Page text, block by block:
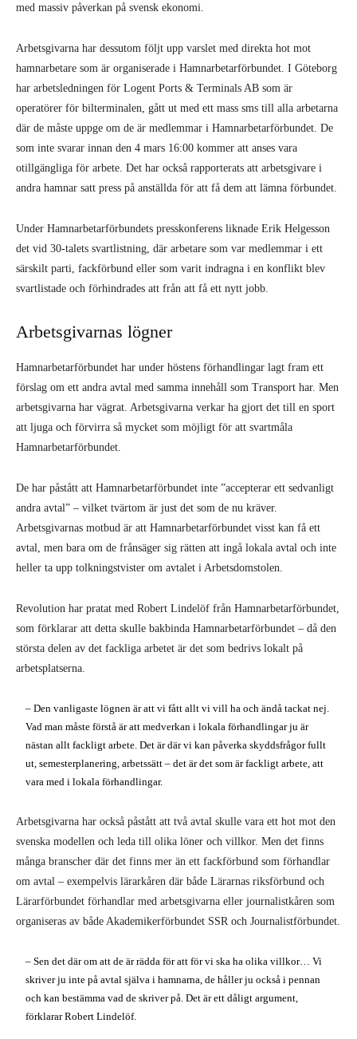
med massiv påverkan på svensk ekonomi.
Arbetsgivarna har dessutom följt upp varslet med direkta hot mot
hamnarbetare som är organiserade i Hamnarbetarförbundet. I Göteborg
har arbetsledningen för Logent Ports & Terminals AB som är
operatörer för bilterminalen, gått ut med ett mass sms till alla arbetarna
där de måste uppge om de är medlemmar i Hamnarbetarförbundet. De
som inte svarar innan den 4 mars 16:00 kommer att anses vara
otillgängliga för arbete. Det har också rapporterats att arbetsgivare i
andra hamnar satt press på anställda för att få dem att lämna förbundet.
Under Hamnarbetarförbundets presskonferens liknade Erik Helgesson
det vid 30-talets svartlistning, där arbetare som var medlemmar i ett
särskilt parti, fackförbund eller som varit indragna i en konflikt blev
svartlistade och förhindrades att från att få ett nytt jobb.
Arbetsgivarnas lögner
Hamnarbetarförbundet har under höstens förhandlingar lagt fram ett
förslag om ett andra avtal med samma innehåll som Transport har. Men
arbetsgivarna har vägrat. Arbetsgivarna verkar ha gjort det till en sport
att ljuga och förvirra så mycket som möjligt för att svartmåla
Hamnarbetarförbundet.
De har påstått att Hamnarbetarförbundet inte ”accepterar ett sedvanligt
andra avtal” – vilket tvärtom är just det som de nu kräver.
Arbetsgivarnas motbud är att Hamnarbetarförbundet visst kan få ett
avtal, men bara om de frånsäger sig rätten att ingå lokala avtal och inte
heller ta upp tolkningstvister om avtalet i Arbetsdomstolen.
Revolution har pratat med Robert Lindelöf från Hamnarbetarförbundet,
som förklarar att detta skulle bakbinda Hamnarbetarförbundet – då den
största delen av det fackliga arbetet är det som bedrivs lokalt på
arbetsplatserna.
– Den vanligaste lögnen är att vi fått allt vi vill ha och ändå tackat nej.
Vad man måste förstå är att medverkan i lokala förhandlingar ju är
nästan allt fackligt arbete. Det är där vi kan påverka skyddsfrågor fullt
ut, semesterplanering, arbetssätt – det är det som är fackligt arbete, att
vara med i lokala förhandlingar.
Arbetsgivarna har också påstått att två avtal skulle vara ett hot mot den
svenska modellen och leda till olika löner och villkor. Men det finns
många branscher där det finns mer än ett fackförbund som förhandlar
om avtal – exempelvis lärarkåren där både Lärarnas riksförbund och
Lärarförbundet förhandlar med arbetsgivarna eller journalistkåren som
organiseras av både Akademikerförbundet SSR och Journalistförbundet.
– Sen det där om att de är rädda för att för vi ska ha olika villkor… Vi
skriver ju inte på avtal själva i hamnarna, de håller ju också i pennan
och kan bestämma vad de skriver på. Det är ett dåligt argument,
förklarar Robert Lindelöf.